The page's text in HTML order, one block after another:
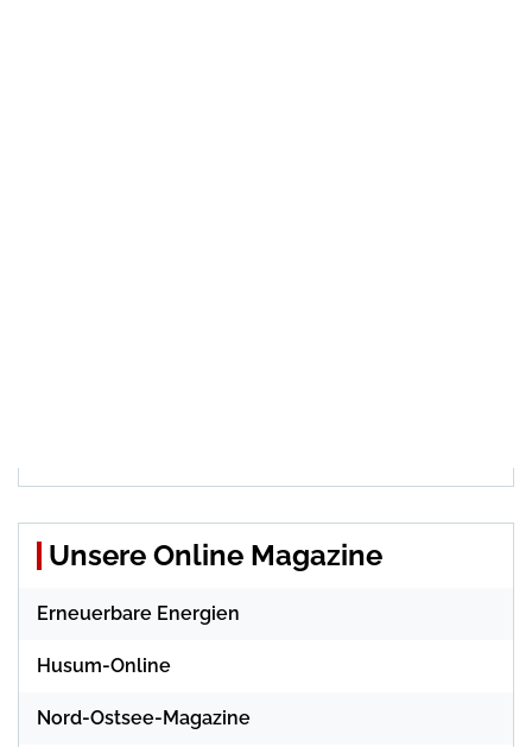
Unsere Online Magazine
Erneuerbare Energien
Husum-Online
Nord-Ostsee-Magazine